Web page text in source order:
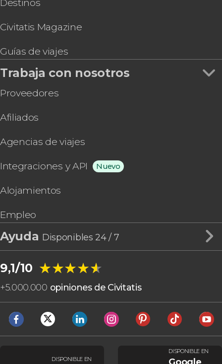
Destinos
Civitatis Magazine
Guías de viajes
Trabaja con nosotros
Proveedores
Afiliados
Agencias de viajes
Integraciones y API Nuevo
Alojamientos
Empleo
Ayuda Disponibles 24 / 7
9,1/10 ★★★★★
★★★★★
+5.000.000 opiniones de Civitatis
DISPONIBLE EN
DISPONIBLE EN
Google